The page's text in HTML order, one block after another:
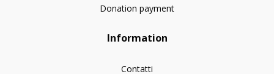
Donation payment
Information
Contatti